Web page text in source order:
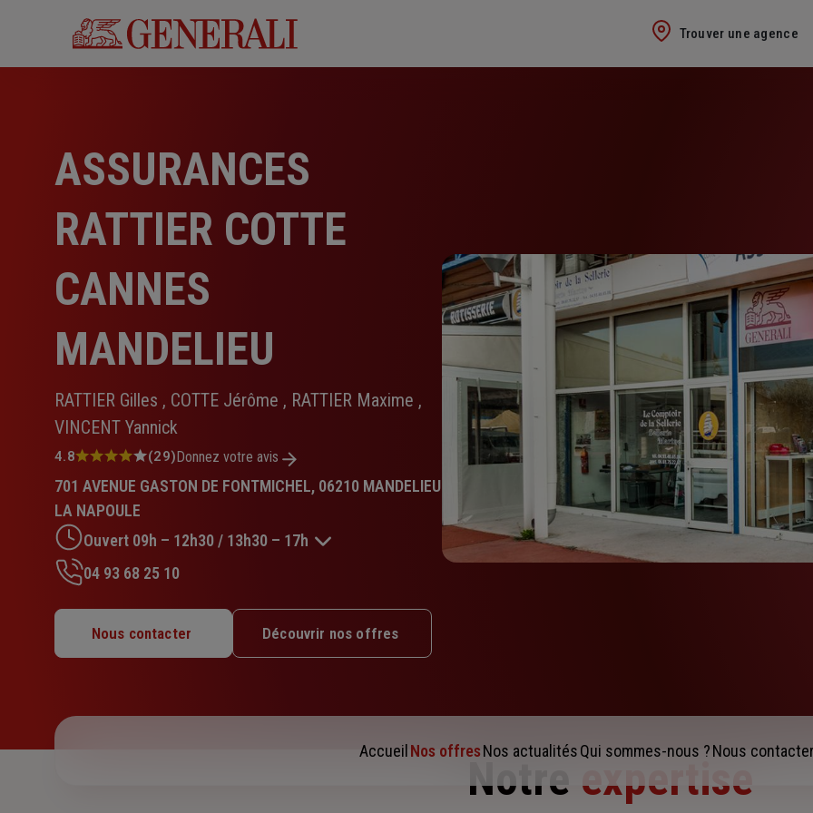
Trouver une agence
ASSURANCES
RATTIER COTTE
CANNES
MANDELIEU
RATTIER Gilles , COTTE Jérôme , RATTIER Maxime ,
VINCENT Yannick
Note
4.8
sur
5
étoiles
4.8 (29)Donnez votre avis
701 AVENUE GASTON DE FONTMICHEL, 06210 MANDELIEU
LA NAPOULE
Ouvert 09h – 12h30 / 13h30 – 17h
Mardi : 09h – 12h30 / 13h30 – 17h
Mercredi : Fermé
Jeudi : 09h – 12h30 / 13h30 – 17h
04 93 68 25 10
Nous contacter Découvrir nos offres
Accueil Nos offresNos actualitésQui sommes-nous ?Nous
Notre expertise